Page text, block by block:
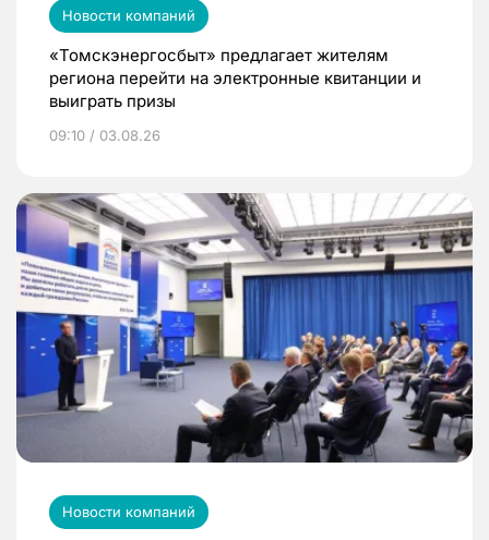
Новости компаний
«Томскэнергосбыт» предлагает жителям
региона перейти на электронные квитанции и
выиграть призы
09:10 / 03.08.26
Новости компаний